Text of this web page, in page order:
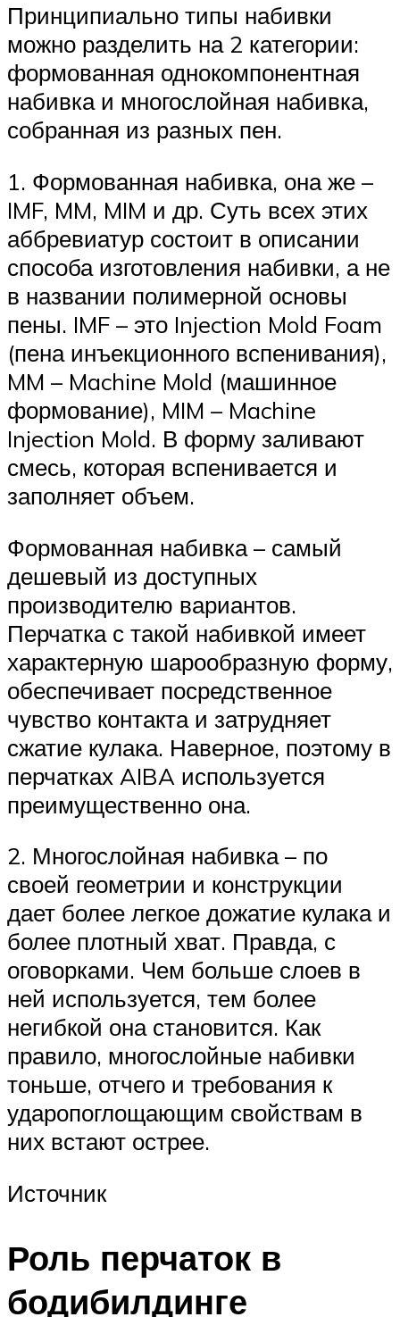
Принципиально типы набивки
можно разделить на 2 категории:
формованная однокомпонентная
набивка и многослойная набивка,
собранная из разных пен.
1. Формованная набивка, она же –
IMF, MM, MIM и др. Суть всех этих
аббревиатур состоит в описании
способа изготовления набивки, а не
в названии полимерной основы
пены. IMF – это Injection Mold Foam
(пена инъекционного вспенивания),
MM – Machine Mold (машинное
формование), MIM – Machine
Injection Mold. В форму заливают
смесь, которая вспенивается и
заполняет объем.
Формованная набивка – самый
дешевый из доступных
производителю вариантов.
Перчатка с такой набивкой имеет
характерную шарообразную форму,
обеспечивает посредственное
чувство контакта и затрудняет
сжатие кулака. Наверное, поэтому в
перчатках AIBA используется
преимущественно она.
2. Многослойная набивка – по
своей геометрии и конструкции
дает более легкое дожатие кулака и
более плотный хват. Правда, с
оговорками. Чем больше слоев в
ней используется, тем более
негибкой она становится. Как
правило, многослойные набивки
тоньше, отчего и требования к
ударопоглощающим свойствам в
них встают острее.
Источник
Роль перчаток в
бодибилдинге